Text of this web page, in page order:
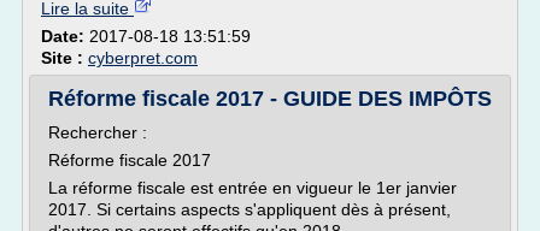
Lire la suite
Date: 2017-08-18 13:51:59
Site : cyberpret.com
Réforme fiscale 2017 - GUIDE DES IMPÔTS
Rechercher :
Réforme fiscale 2017
La réforme fiscale est entrée en vigueur le 1er janvier
2017. Si certains aspects s'appliquent dès à présent,